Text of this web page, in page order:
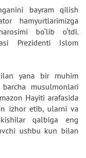
bayram qilish
hamyurtlarimizga
bo‘lib o‘tdi.
Prezidenti Islom
yana bir muhim
musulmonlari
Hayiti arafasida
izhor etib, ularni va
qalbiga eng
ushbu kun bilan